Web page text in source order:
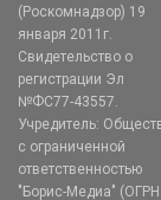
(Роскомнадзор) 19
января 2011г.
Свидетельство о
регистрации Эл
№ФС77-43557.
Учредитель:
с ограниченной
ответственностью
"Борис-Медиа" (ОГРН